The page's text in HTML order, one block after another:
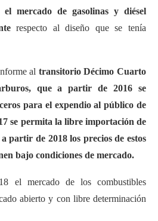
mercado de gasolinas y diésel
respecto al diseño que se tenía
al transitorio Décimo Cuarto
que a partir de 2016 se
para el expendio al público de
se permita la libre importación de
partir de 2018 los precios de estos
bajo condiciones de mercado.
el mercado de los combustibles
abierto y con libre determinación